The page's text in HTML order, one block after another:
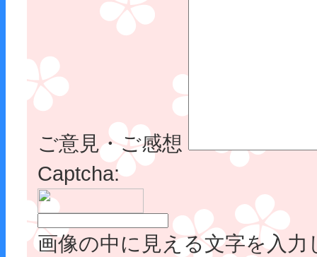
ご意見・ご感想
Captcha:
画像の中に見える文字を入